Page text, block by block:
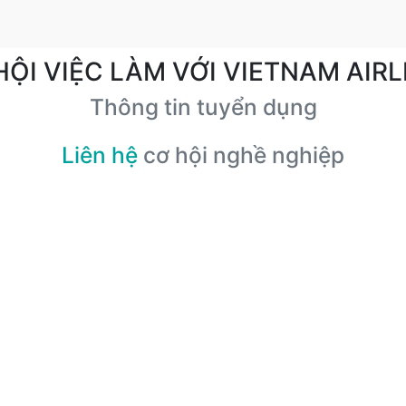
VIỆC LÀM VỚI VIETNAM
Thông tin tuyển dụng
Liên hệ cơ hội nghề nghiệp